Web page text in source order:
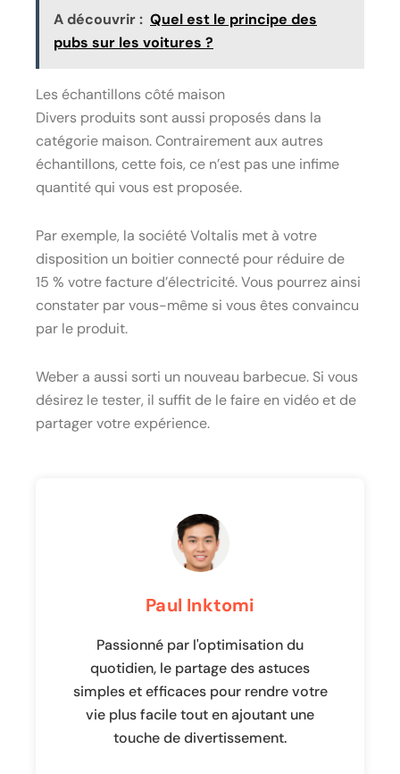
A découvrir : Quel est le principe des
pubs sur les voitures ?
Les échantillons côté maison
Divers produits sont aussi proposés dans la
catégorie maison. Contrairement aux autres
échantillons, cette fois, ce n’est pas une infime
quantité qui vous est proposée.
Par exemple, la société Voltalis met à votre
disposition un boitier connecté pour réduire de
15 % votre facture d’électricité. Vous pourrez ainsi
constater par vous-même si vous êtes convaincu
par le produit.
Weber a aussi sorti un nouveau barbecue. Si vous
désirez le tester, il suffit de le faire en vidéo et de
partager votre expérience.
Paul Inktomi
Passionné par l'optimisation du
quotidien, le partage des astuces
simples et efficaces pour rendre votre
vie plus facile tout en ajoutant une
touche de divertissement.